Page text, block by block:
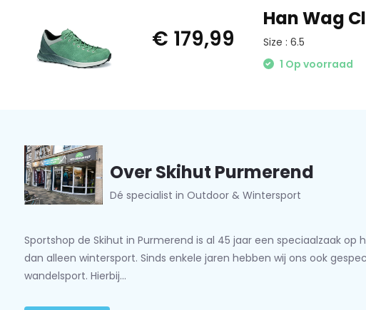
€ 179,99
Han Wag
Size : 6.5
1 Op voorraad
Over Skihut Purmerend
Dé specialist in Outdoor & Wintersport
Sportshop de Skihut in Purmerend is al 45 jaar een speciaalzaak
dan alleen wintersport. Sinds enkele jaren hebben wij ons ook
wandelsport. Hierbij...